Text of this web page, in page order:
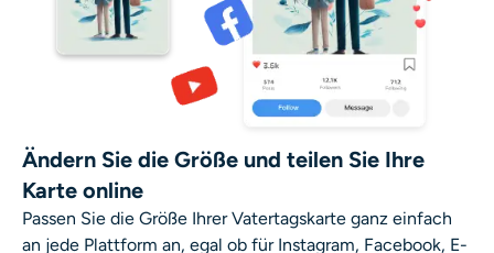
Ändern Sie die Größe und teilen Sie Ihre
Karte online
Passen Sie die Größe Ihrer Vatertagskarte ganz einfach
an jede Plattform an, egal ob für Instagram, Facebook, E-